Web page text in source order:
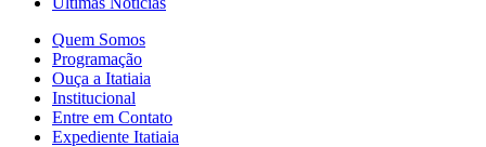
Quem Somos
Programação
Ouça a Itatiaia
Institucional
Entre em Contato
Expediente Itatiaia